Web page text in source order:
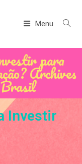
Menu
para
Archives
Investir